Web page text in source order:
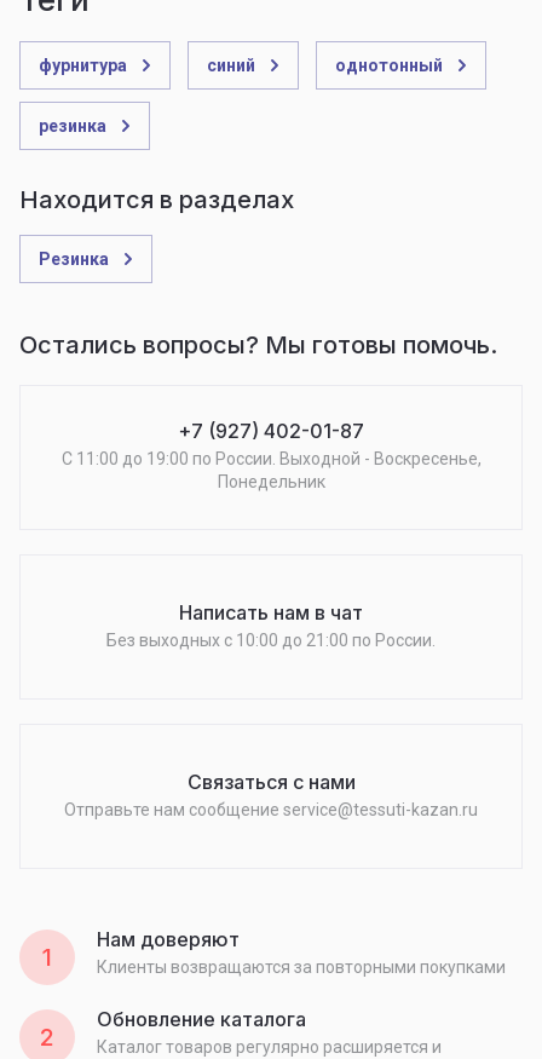
фурнитура синий однотонный
резинка
Находится в разделах
Резинка
Остались вопросы? Мы готовы помочь.
+7 (927) 402-01-87
С 11:00 до 19:00 по России. Выходной - Воскресенье,
Понедельник
Написать нам в чат
Без выходных c 10:00 до 21:00 по России.
Связаться с нами
Отправьте нам сообщение service@tessuti-kazan.ru
1
Нам доверяют
Клиенты возвращаются за повторными покупками
2
Обновление каталога
Каталог товаров регулярно расширяется и